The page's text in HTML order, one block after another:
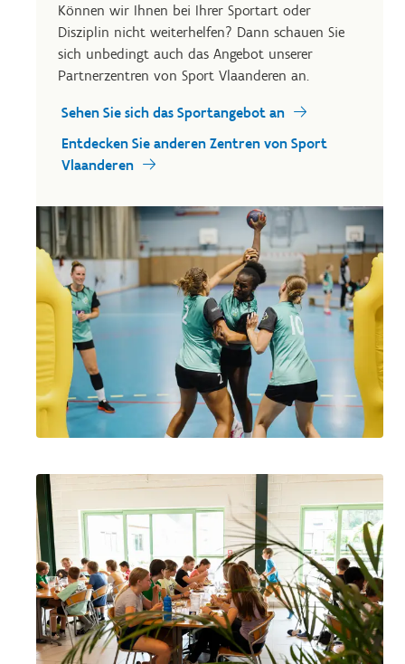
Können wir Ihnen bei Ihrer Sportart oder
Disziplin nicht weiterhelfen? Dann schauen Sie
sich unbedingt auch das Angebot unserer
Partnerzentren von Sport Vlaanderen an.
Sehen Sie sich das Sportangebot an
Entdecken Sie anderen Zentren von Sport
Vlaanderen